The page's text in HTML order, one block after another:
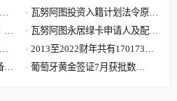
快至30天获批 60天收到原件
瓦努阿图投资入籍计划法令原文
解读,主申请人捐献8万美元起
瓦努阿图永居绿卡申请人及配偶
子女需要提供资料最全清单
2013至2022财年共有170173位
中国大陆申请人移民美国
葡萄牙黄金签证7月获批数